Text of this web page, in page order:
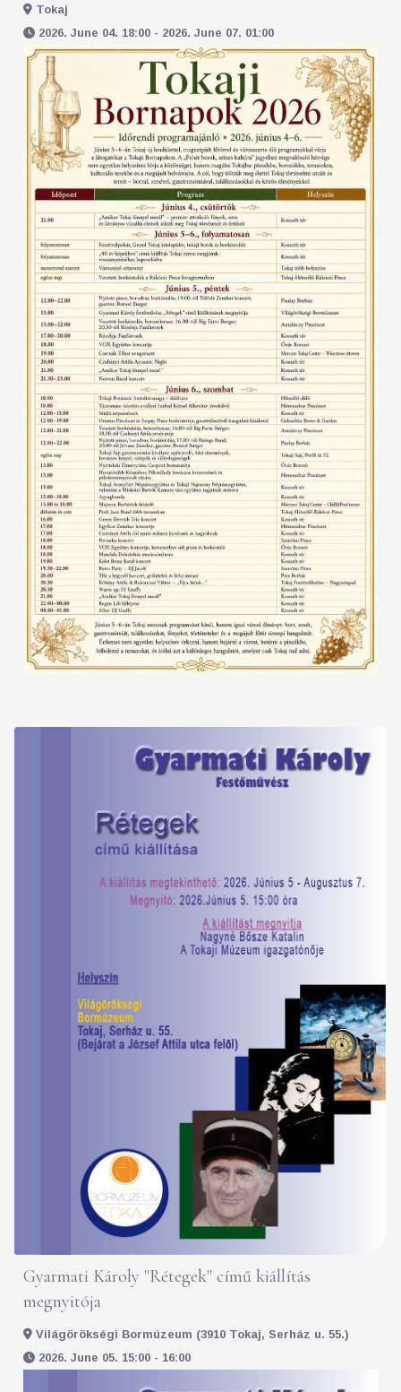
Tokaj
2026. June 04. 18:00 - 2026. June 07. 01:00
Gyarmati Károly "Rétegek" című kiállítás
megnyitója
Világörökségi Bormúzeum (3910 Tokaj, Serház u. 55.)
2026. June 05. 15:00 - 16:00